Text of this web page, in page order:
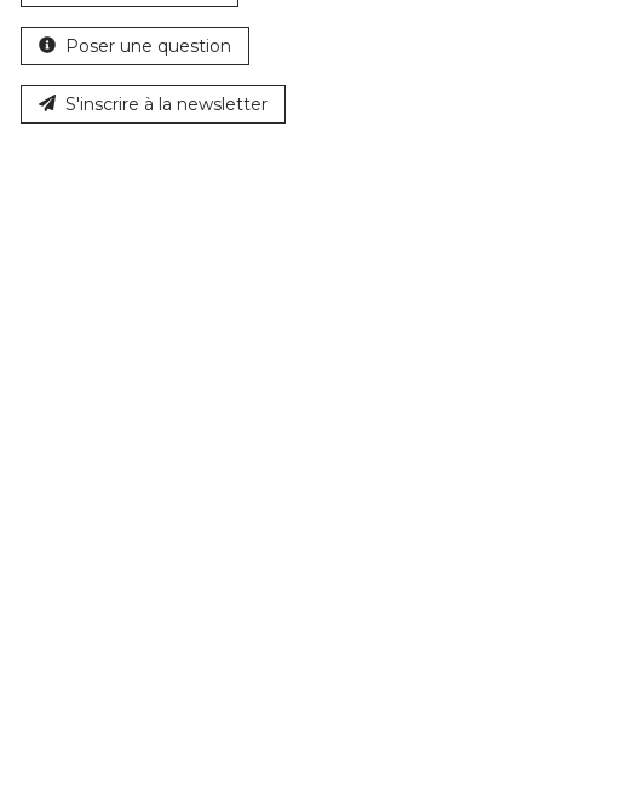
Poser une question
S'inscrire à la newsletter